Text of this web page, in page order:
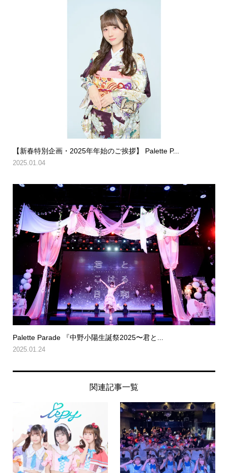
【新春特別企画・2025年年始のご挨拶】 Palette P...
2025.01.04
Palette Parade 『中野小陽生誕祭2025〜君と...
2025.01.24
関連記事一覧